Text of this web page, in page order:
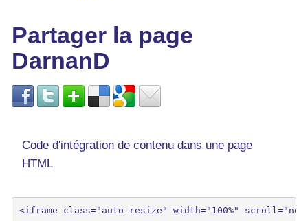
Partager la page
DarnanD
Code d'intégration de contenu dans une page
HTML